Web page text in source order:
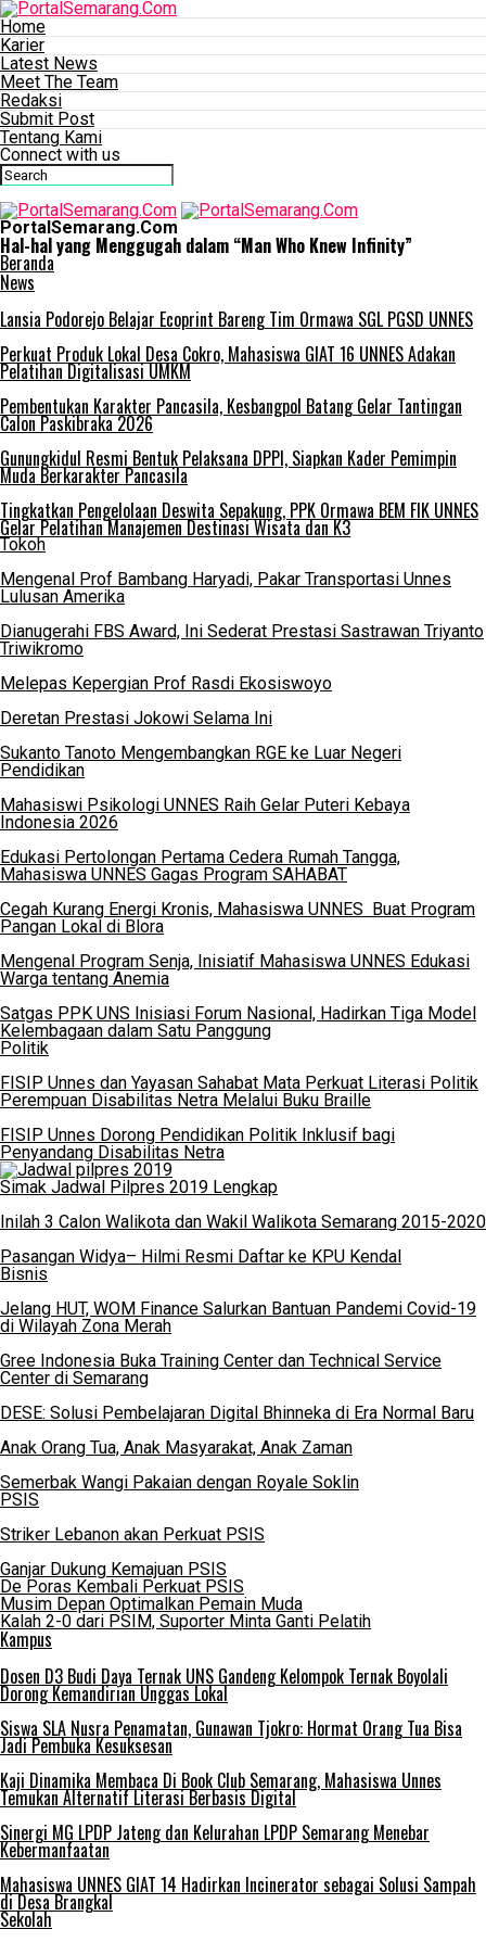
Home
Karier
Latest News
Meet The Team
Redaksi
Submit Post
Tentang Kami
Connect with us
PortalSemarang.Com
Hal-hal yang Menggugah dalam “Man Who Knew Infinity”
Beranda
News
Lansia Podorejo Belajar Ecoprint Bareng Tim Ormawa SGL PGSD UNNES
Perkuat Produk Lokal Desa Cokro, Mahasiswa GIAT 16 UNNES Adakan
Pelatihan Digitalisasi UMKM
Pembentukan Karakter Pancasila, Kesbangpol Batang Gelar Tantingan
Calon Paskibraka 2026
Gunungkidul Resmi Bentuk Pelaksana DPPI, Siapkan Kader Pemimpin
Muda Berkarakter Pancasila
Tingkatkan Pengelolaan Deswita Sepakung, PPK Ormawa BEM FIK UNNES
Gelar Pelatihan Manajemen Destinasi Wisata dan K3
Tokoh
Mengenal Prof Bambang Haryadi, Pakar Transportasi Unnes
Lulusan Amerika
Dianugerahi FBS Award, Ini Sederat Prestasi Sastrawan Triyanto
Triwikromo
Melepas Kepergian Prof Rasdi Ekosiswoyo
Deretan Prestasi Jokowi Selama Ini
Sukanto Tanoto Mengembangkan RGE ke Luar Negeri
Pendidikan
Mahasiswi Psikologi UNNES Raih Gelar Puteri Kebaya
Indonesia 2026
Edukasi Pertolongan Pertama Cedera Rumah Tangga,
Mahasiswa UNNES Gagas Program SAHABAT
Cegah Kurang Energi Kronis, Mahasiswa UNNES Buat Program
Pangan Lokal di Blora
Mengenal Program Senja, Inisiatif Mahasiswa UNNES Edukasi
Warga tentang Anemia
Satgas PPK UNS Inisiasi Forum Nasional, Hadirkan Tiga Model
Kelembagaan dalam Satu Panggung
Politik
FISIP Unnes dan Yayasan Sahabat Mata Perkuat Literasi Politik
Perempuan Disabilitas Netra Melalui Buku Braille
FISIP Unnes Dorong Pendidikan Politik Inklusif bagi
Penyandang Disabilitas Netra
Simak Jadwal Pilpres 2019 Lengkap
Inilah 3 Calon Walikota dan Wakil Walikota Semarang 2015-2020
Pasangan Widya– Hilmi Resmi Daftar ke KPU Kendal
Bisnis
Jelang HUT, WOM Finance Salurkan Bantuan Pandemi Covid-19
di Wilayah Zona Merah
Gree Indonesia Buka Training Center dan Technical Service
Center di Semarang
DESE: Solusi Pembelajaran Digital Bhinneka di Era Normal Baru
Anak Orang Tua, Anak Masyarakat, Anak Zaman
Semerbak Wangi Pakaian dengan Royale Soklin
PSIS
Striker Lebanon akan Perkuat PSIS
Ganjar Dukung Kemajuan PSIS
De Poras Kembali Perkuat PSIS
Musim Depan Optimalkan Pemain Muda
Kalah 2-0 dari PSIM, Suporter Minta Ganti Pelatih
Kampus
Dosen D3 Budi Daya Ternak UNS Gandeng Kelompok Ternak Boyolali
Dorong Kemandirian Unggas Lokal
Siswa SLA Nusra Penamatan, Gunawan Tjokro: Hormat Orang Tua Bisa
Jadi Pembuka Kesuksesan
Kaji Dinamika Membaca Di Book Club Semarang, Mahasiswa Unnes
Temukan Alternatif Literasi Berbasis Digital
Sinergi MG LPDP Jateng dan Kelurahan LPDP Semarang Menebar
Kebermanfaatan
Mahasiswa UNNES GIAT 14 Hadirkan Incinerator sebagai Solusi Sampah
di Desa Brangkal
Sekolah